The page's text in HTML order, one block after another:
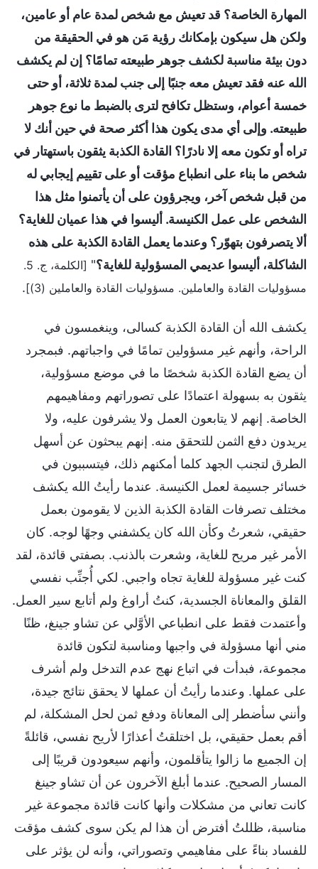
المهارة الخاصة؟ قد تعيش مع شخص لمدة عام أو عامين،
ولكن هل سيكون بإمكانك رؤية مَن هو في الحقيقة من
دون بيئة مناسبة لكشف جوهر طبيعته تمامًا؟ إن لم يكشف
الله عنه فقد تعيش معه جنبًا إلى جنب لمدة ثلاثة، أو حتى
خمسة أعوام، وستظل تكافح لترى بالضبط ما نوع جوهر
طبيعته. وإلى أي مدى يكون هذا أكثر صحة في حين أنك لا
تراه أو تكون معه إلا نادرًا؟ القادة الكذبة يثقون باستهتار في
شخص ما بناء على انطباع مؤقت أو على تقييم إيجابي له
من قبل شخص آخر، ويجرؤون على أن يأتمنوا مثل هذا
الشخص على عمل الكنيسة. أليسوا في هذا عميان للغاية؟
ألا يتصرفون بتهوّر؟ وعندما يعمل القادة الكذبة على هذه
الشاكلة، أليسوا عديمي المسؤولية للغاية؟"
[الكلمة، ج. 5.
مسؤوليات القادة والعاملين. مسؤوليات القادة والعاملين (3)]
.
يكشف الله أن القادة الكذبة كسالى، وينغمسون في
الراحة، وأنهم غير مسؤولين تمامًا في واجباتهم. فبمجرد
أن يضع القادة الكذبة شخصًا ما في موضع مسؤولية،
يثقون به بسهولة اعتمادًا على تصوراتهم ومفاهيمهم
الخاصة. إنهم لا يتابعون العمل ولا يشرفون عليه، ولا
يريدون دفع الثمن للتحقق منه. إنهم يبحثون عن أسهل
الطرق لتجنب الجهد كلما أمكنهم ذلك، فيتسببون في
خسائر جسيمة لعمل الكنيسة. عندما رأيتُ الله يكشف
مختلف تصرفات القادة الكذبة الذين لا يقومون بعمل
حقيقي، شعرتُ وكأن الله كان يكشفني وجهًا لوجه. كان
الأمر غير مريح للغاية، وشعرت بالذنب. بصفتي قائدة، لقد
كنت غير مسؤولة للغاية تجاه واجبي. لكي أُجنِّب نفسي
القلق والمعاناة الجسدية، كنتُ أراوغ ولم أتابع سير العمل.
وأعتمدت فقط على انطباعي الأوَّلي عن تشاو جينغ، ظنًا
مني أنها مسؤولة في واجبها ومناسبة لتكون قائدة
مجموعة، فبدأت في اتباع نهج عدم التدخل ولم أشرف
على عملها. وعندما رأيتُ أن عملها لا يحقق نتائج جيدة،
وأنني سأضطر إلى المعاناة ودفع ثمن لحل المشكلة، لم
أقم بعمل حقيقي، بل اختلقتُ أعذارًا لأريح نفسي، قائلةً
إن الجميع ما زالوا يتأقلمون، وأنهم سيعودون قريبًا إلى
المسار الصحيح. عندما أبلغ الآخرون عن أن تشاو جينغ
كانت تعاني من مشكلات وأنها كانت قائدة مجموعة غير
مناسبة، ظللتُ أفترض أن هذا لم يكن سوى كشف مؤقت
للفساد بناءً على مفاهيمي وتصوراتي، وأنه لن يؤثر على